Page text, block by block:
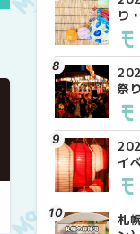
り
祭
イ
札